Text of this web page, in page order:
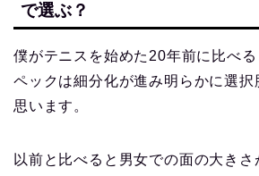
で選ぶ？
僕がテニスを始めた20年前に比べ
ペックは細分化が進み明らかに選択
思います。
以前と比べると男女での面の大きさ